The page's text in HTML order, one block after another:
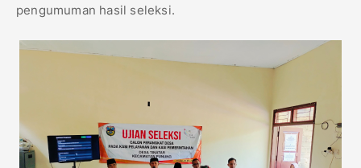
pengumuman hasil seleksi.